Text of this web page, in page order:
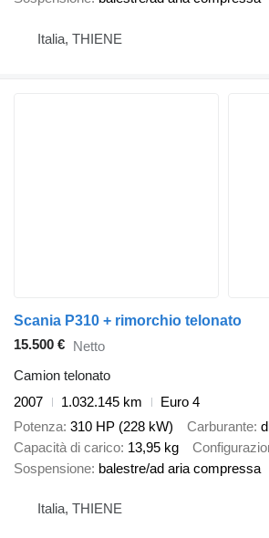
Italia, THIENE
Scania P310 + rimorchio telonato
15.500 € Netto
Camion telonato
2007
1.032.145 km
Euro 4
Potenza 310 HP (228 kW) Carburante
Capacità di carico 13,95 kg
Sospensione balestre/ad aria compressa
Italia, THIENE